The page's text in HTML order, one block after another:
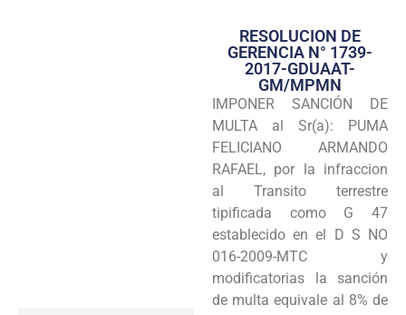
Transparencia
Seguridad
Programas
Intranet
RESOLUCION DE
GERENCIA N° 1739-
2017-GDUAAT-
GM/MPMN
IMPONER SANCIÓN DE
MULTA al Sr(a): PUMA
FELICIANO ARMANDO
RAFAEL, por la infraccion
al Transito terrestre
tipificada como G 47
establecido en el D S NO
016-2009-MTC y
modificatorias la sanción
de multa equivale al 8% de